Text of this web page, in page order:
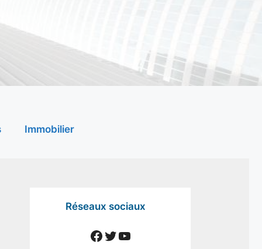
Immobilier
Réseaux sociaux
Facebook
Twitter
YouTube